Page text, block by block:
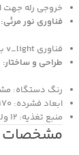
خروجی رله جهت
فناوری نور مرئی:
فناوری v_light برای عملکرد بهینه در شرایط نوری مختلف
طراحی و ساختار:
رنگ دستگاه:
ابعاد فشرده: 170 × 138 × 38 میلی‌متر
منبع تغذیه: 12 ولت 1.5 آمپر
مشخصات